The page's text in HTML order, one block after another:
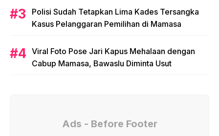
Polisi Sudah Tetapkan Lima Kades Tersangka
Kasus Pelanggaran Pemilihan di Mamasa
Viral Foto Pose Jari Kapus Mehalaan dengan
Cabup Mamasa, Bawaslu Diminta Usut
Ads - Before Footer